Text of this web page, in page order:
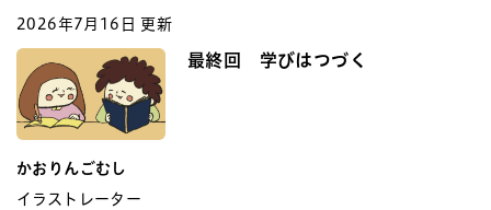
2026年7月16日 更新
最終回 学びはつづく
かおりんごむし
イラストレーター